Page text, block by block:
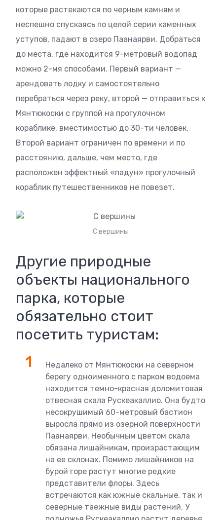
которые растекаются по черным камням и
неспешно спускаясь по целой серии каменных
уступов, падают в озеро Паанаярви. Добраться
до места, где находится 9-метровый водопад
можно 2-мя способами. Первый вариант —
арендовать лодку и самостоятельно
перебраться через реку, второй — отправиться к
Мянтюкоски с группой на прогулочном
кораблике, вместимостью до 30-ти человек.
Второй вариант ограничен по времени и по
расстоянию, дальше, чем место, где
расположен эффектный «падун» прогулочный
кораблик путешественников не повезет.
С вершины
Другие природные
объекты национального
парка, которые
обязательно стоит
посетить туристам:
Недалеко от Мянтюкоски на северном
берегу одноименного с парком водоема
находится темно-красная доломитовая
отвесная скала Рускеакаллио. Она будто
несокрушимый 60-метровый бастион
выросла прямо из озерной поверхности
Паанаярви. Необычным цветом скала
обязана лишайникам, произрастающим
на ее склонах. Помимо лишайников на
бурой горе растут многие редкие
представители флоры. Здесь
встречаются как южные скальные, так и
северные таежные виды растений. У